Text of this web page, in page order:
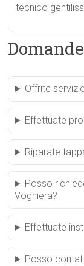
tecnico
Offrite
Effettuate
Riparate
Posso
Voghiera?
Effettuate
Posso